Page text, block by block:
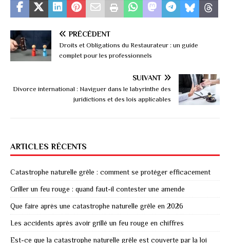
PRÉCÉDENT
Droits et Obligations du Restaurateur : un guide
complet pour les professionnels
SUIVANT
Divorce international : Naviguer dans le labyrinthe des
juridictions et des lois applicables
ARTICLES RÉCENTS
Catastrophe naturelle grêle : comment se protéger efficacement
Griller un feu rouge : quand faut-il contester une amende
Que faire après une catastrophe naturelle grêle en 2026
Les accidents après avoir grillé un feu rouge en chiffres
Est-ce que la catastrophe naturelle grêle est couverte par la loi